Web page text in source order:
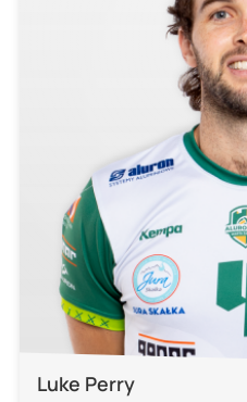
Luke Perry